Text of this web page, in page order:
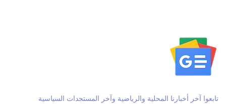
تابعوا آخر أخبارنا المحلية والرياضية وآخر المستجدات السياسية